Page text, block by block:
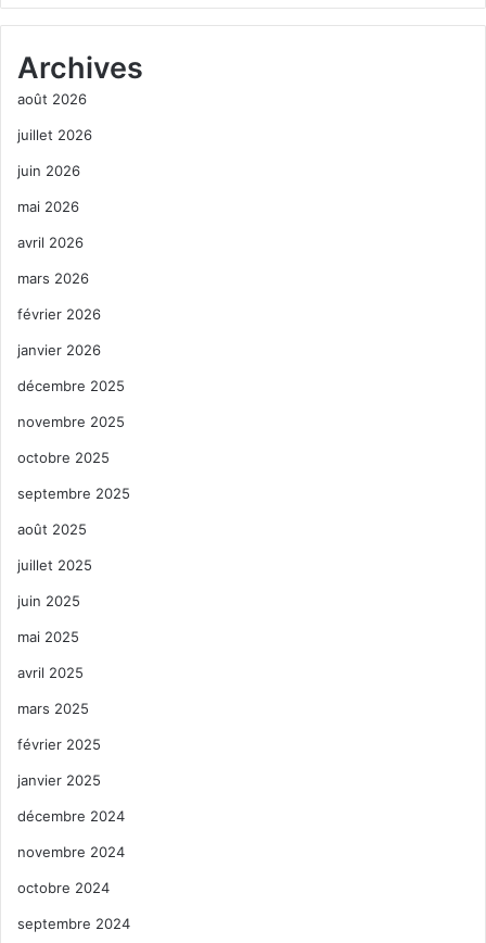
Archives
août 2026
juillet 2026
juin 2026
mai 2026
avril 2026
mars 2026
février 2026
janvier 2026
décembre 2025
novembre 2025
octobre 2025
septembre 2025
août 2025
juillet 2025
juin 2025
mai 2025
avril 2025
mars 2025
février 2025
janvier 2025
décembre 2024
novembre 2024
octobre 2024
septembre 2024